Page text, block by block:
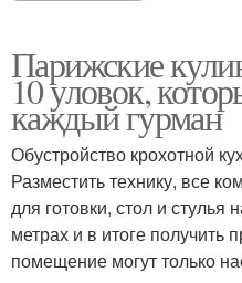
Парижские
10 уловок,
каждый гурман
Обустройство крохотной
Разместить технику, все
для готовки, стол и стулья
метрах и в итоге получить
помещение могут только